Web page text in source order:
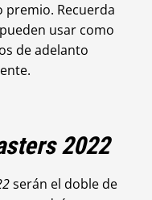
premio. Recuerda
usar como
de adelanto
2022
serán el doble de